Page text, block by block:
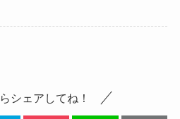
シェアしてね！